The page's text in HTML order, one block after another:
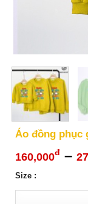
Áo đồng phục
160,000đ –
Size :